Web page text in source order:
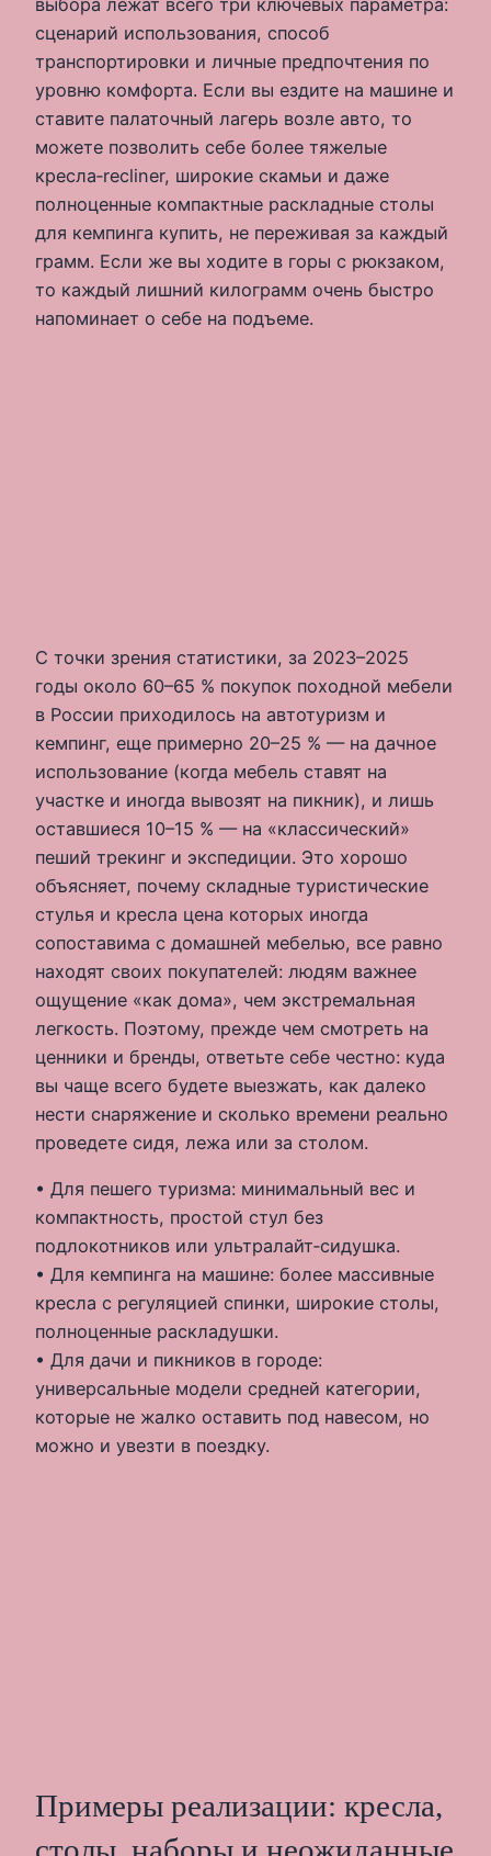
сценарий использования, способ
транспортировки и личные предпочтения по
уровню комфорта. Если вы ездите на машине и
ставите палаточный лагерь возле авто, то
можете позволить себе более тяжелые
кресла‑recliner, широкие скамьи и даже
полноценные компактные раскладные столы
для кемпинга купить, не переживая за каждый
грамм. Если же вы ходите в горы с рюкзаком,
то каждый лишний килограмм очень быстро
напоминает о себе на подъеме.
С точки зрения статистики, за 2023–2025
годы около 60–65 % покупок походной мебели
в России приходилось на автотуризм и
кемпинг, еще примерно 20–25 % — на дачное
использование (когда мебель ставят на
участке и иногда вывозят на пикник), и лишь
оставшиеся 10–15 % — на «классический»
пеший трекинг и экспедиции. Это хорошо
объясняет, почему складные туристические
стулья и кресла цена которых иногда
сопоставима с домашней мебелью, все равно
находят своих покупателей: людям важнее
ощущение «как дома», чем экстремальная
легкость. Поэтому, прежде чем смотреть на
ценники и бренды, ответьте себе честно: куда
вы чаще всего будете выезжать, как далеко
нести снаряжение и сколько времени реально
проведете сидя, лежа или за столом.
• Для пешего туризма: минимальный вес и
компактность, простой стул без
подлокотников или ультралайт‑сидушка.
• Для кемпинга на машине: более массивные
кресла с регуляцией спинки, широкие столы,
полноценные раскладушки.
• Для дачи и пикников в городе:
универсальные модели средней категории,
которые не жалко оставить под навесом, но
можно и увезти в поездку.
Примеры реализации: кресла,